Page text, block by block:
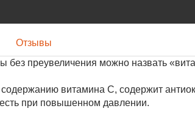
Отзывы
без преувеличения можно назвать
витамина C, содержит
при повышенном давлении.